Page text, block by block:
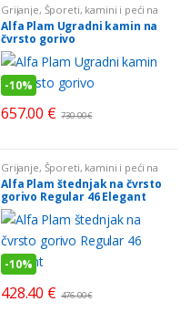
Grijanje, Šporeti, kamini i peći na
čvrsto gorivo
Alfa Plam Ugradni kamin na
čvrsto gorivo
-10%
657.00 € 730.00€
Grijanje, Šporeti, kamini i peći na
čvrsto gorivo
Alfa Plam štednjak na čvrsto
gorivo Regular 46 Elegant
-10%
428.40 € 476.00€